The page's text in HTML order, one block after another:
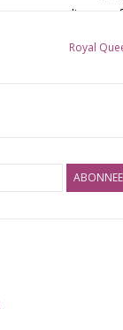
diverse
Royal